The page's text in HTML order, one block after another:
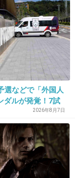
+3 -1
CM見たら急に頭
-2
選などで「外国人
ダルが発覚！7試
との指摘も…2026年8月7日